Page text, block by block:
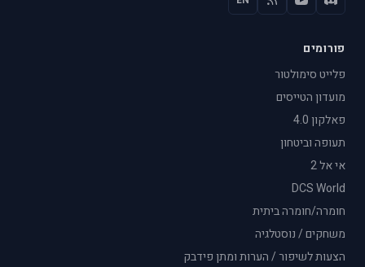
פורומים
פלייט סימולטור
מועדון הטייסים
פאלקון 4.0
תעופה וביטחון
אי אל 2
DCS World
חומרה/חומרה ביתית
משחקים / נוסטלגיה
הצעות לשיפור / הערות ומתן פידבק